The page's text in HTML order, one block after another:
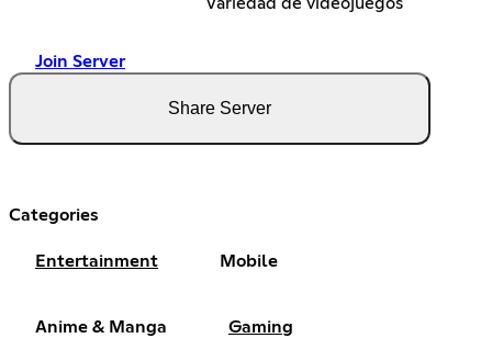
Variedad de videojuegos
Join Server
Share Server
Categories
Entertainment Mobile
Anime & Manga Gaming